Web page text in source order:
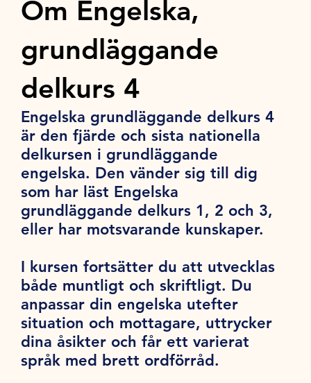
Om Engelska,
grundläggande
delkurs 4
Engelska grundläggande delkurs 4
är den fjärde och sista nationella
delkursen i grundläggande
engelska. Den vänder sig till dig
som har läst Engelska
grundläggande delkurs 1, 2 och 3,
eller har motsvarande kunskaper.
I kursen fortsätter du att utvecklas
både muntligt och skriftligt. Du
anpassar din engelska utefter
situation och mottagare, uttrycker
dina åsikter och får ett varierat
språk med brett ordförråd.